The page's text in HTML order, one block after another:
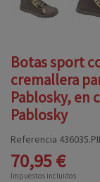
Botas sport
cremallera
Pablosky, en
Pablosky
Referencia
70,95 €
Impuestos incluidos